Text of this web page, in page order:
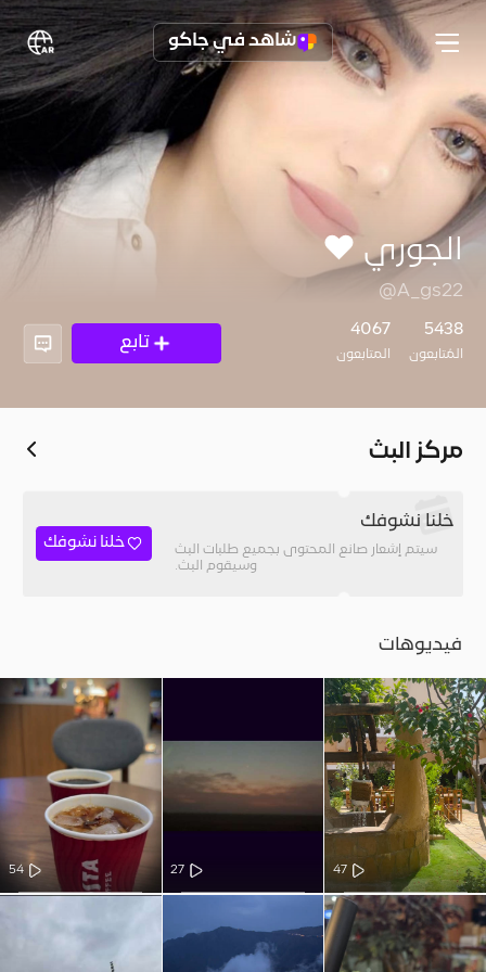
شاهد في جاكو
الجوري ♥️
@A_gs22
5438
المُتابعون
4067
المتابعون
تابع
مركز البث
خلنا نشوفك
سيتم إشعار صانع المحتوى بجميع طلبات البث
وسيقوم البث.
خلنا نشوفك
فيديوهات
47
27
54